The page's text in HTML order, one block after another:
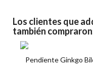
Los clientes que
también
Pendiente Ginkgo